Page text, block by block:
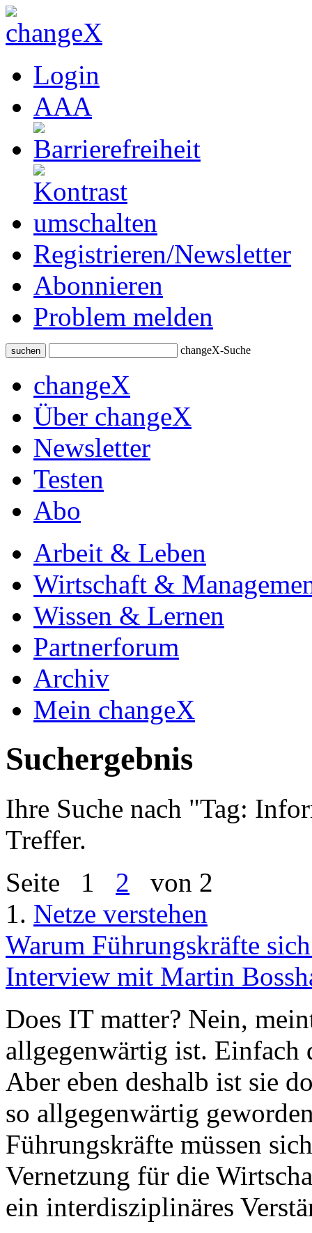
Login
AAA
Registrieren/Newsletter
Abonnieren
Problem melden
suchen changeX-Suche
changeX
Über changeX
Newsletter
Testen
Abo
Arbeit & Leben
Wirtschaft &
Wissen & Lernen
Partnerforum
Archiv
Mein changeX
Suchergebnis
Ihre Suche nach "Tag:
Treffer.
Seite 1 2 von 2
1. Netze verstehen
Warum Führungskräfte
Interview mit Martin
Does IT matter? Nein,
allgegenwärtig ist. Einfach
Aber eben deshalb ist sie
so allgegenwärtig
Führungskräfte müssen
Vernetzung für die
ein interdisziplinäres